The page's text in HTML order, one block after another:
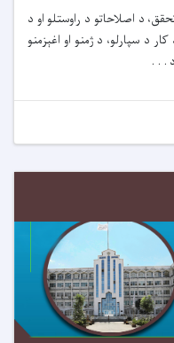
د اصلاحاتو د راوستلو او د
د سپارلو، د ژمنو او اغېزمنو
د . . .